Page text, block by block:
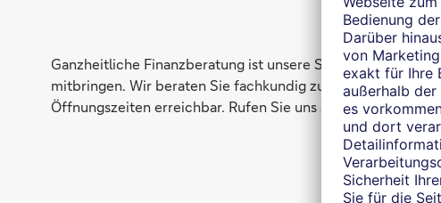
Ganzheitliche Finanzberatung ist unsere Stärke. Unser
mitbringen. Wir beraten Sie fachkundig zu den Themen
Öffnungszeiten erreichbar. Rufen Sie uns an oder